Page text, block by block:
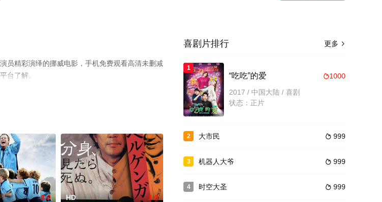
员精彩演绎的挪威电影，手机免费观看高清未删减
台了解。
8.0 HD 1.0
更多 
喜剧片排行
1
1000
“吃吃”的爱
2017 / 中国大陆 / 喜剧
状态：正片
2  999
大市民
3  999
机器人大爷
4  999
时空大圣